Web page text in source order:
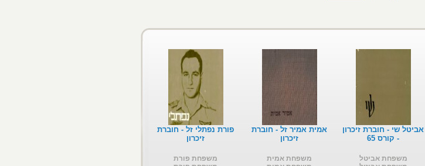
אביטל שי - חוברת זיכרון
- קורס 65
משפחת אביטל
אמית אמיר זל - חוברת
זיכרון
משפחת אמית
פורת נפתלי זל - חוברת
זיכרון
משפחת פורת